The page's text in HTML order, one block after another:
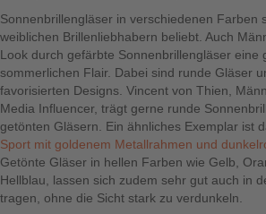
Sonnenbrillengläser in verschiedenen Farben
weiblichen Brillenliebhabern beliebt. Auch
Look durch gefärbte Sonnenbrillengläser eine
sommerlichen Flair. Dabei sind runde Gläser
favorisierten Designs. Vincent von Thien,
Media Influencer, trägt gerne runde
getönten Gläsern. Ein ähnliches Exemplar ist
Sport mit goldenem Metallrahmen und
Getönte Gläser in hellen Farben wie Gelb,
Hellblau, lassen sich zudem sehr gut auch in
tragen, ohne die Sicht stark zu verdunkeln.